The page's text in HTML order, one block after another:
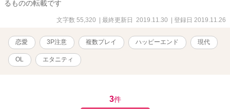
るものの転載です
文字数 55,320 | 最終更新日 2019.11.30 | 登録日 2019.11.26
恋愛 3P注意 複数プレイ ハッピーエンド 現代
OL エタニティ
3件